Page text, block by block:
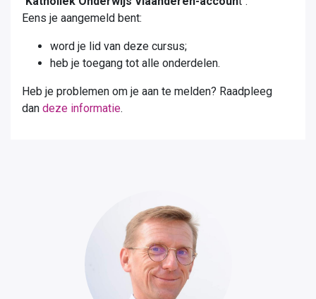
Eens je aangemeld bent:
word je lid van deze cursus;
heb je toegang tot alle onderdelen.
Heb je problemen om je aan te melden? Raadpleeg
dan deze informatie.